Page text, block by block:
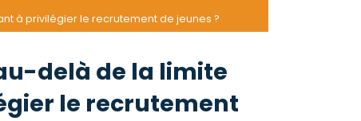
à privilégier le recrutement de jeunes ?
delà de la limite
le recrutement